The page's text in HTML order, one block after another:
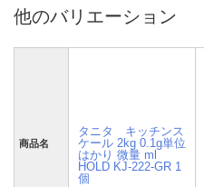
他のバリエーション
商品名
タニタ キッチンス
ケール 2kg 0.1g単位
はかり 微量 ml
HOLD KJ-222-GR 1
個